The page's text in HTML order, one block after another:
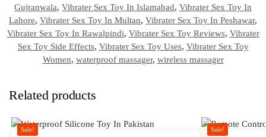
Gujranwala, Vibrater Sex Toy In Islamabad, Vibrater Sex Toy In
Lahore, Vibrater Sex Toy In Multan, Vibrater Sex Toy In Peshawar,
Vibrater Sex Toy In Rawalpindi, Vibrater Sex Toy Reviews, Vibrater
Sex Toy Side Effects, Vibrater Sex Toy Uses, Vibrater Sex Toy
Women, waterproof massager, wireless massager
Related products
Sale! Sale!